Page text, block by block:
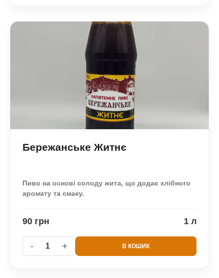
Бережанське Житнє
Пиво на основі солоду жита, що додає хлібного
аромату та смаку.
90 грн 1 л
- 1 + В КОШИК